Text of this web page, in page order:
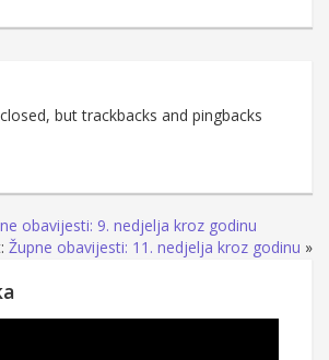
but trackbacks and pingbacks
obavijesti: 9. nedjelja kroz godinu
Župne obavijesti: 11. nedjelja kroz godinu »